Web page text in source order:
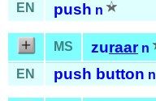
EN push n
MS zuraar n
EN push button n